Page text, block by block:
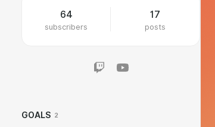
64
subscribers
17
posts
GOALS 2